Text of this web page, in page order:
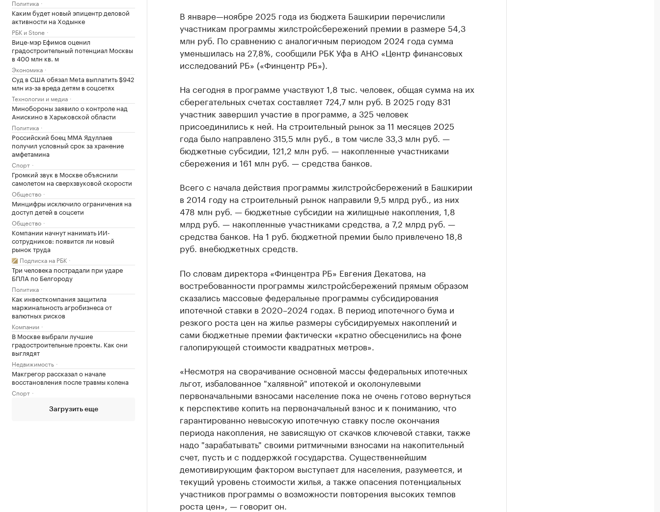
Политика
Каким будет новый эпицентр деловой
активности на Ходынке
РБК и Stone
Вице-мэр Ефимов оценил
градостроительный потенциал Москвы
в 400 млн кв. м
Экономика
Суд в США обязал Meta выплатить $942
млн из-за вреда детям в соцсетях
Технологии и медиа
Минобороны заявило о контроле над
Анискино в Харьковской области
Политика
Российский боец ММА Ядуллаев
получил условный срок за хранение
амфетамина
Спорт
Громкий звук в Москве объяснили
самолетом на сверхзвуковой скорости
Общество
Минцифры исключило ограничения на
доступ детей в соцсети
Общество
Компании начнут нанимать ИИ-
сотрудников: появится ли новый
рынок труда
Подписка на РБК
Три человека пострадали при ударе
БПЛА по Белгороду
Политика
Как инвесткомпания защитила
маржинальность агробизнеса от
валютных рисков
Компании
В Москве выбрали лучшие
градостроительные проекты. Как они
выглядят
Недвижимость
Макгрегор рассказал о начале
восстановления после травмы колена
Спорт
Загрузить еще
В январе—ноябре 2025 года из бюджета Башкирии перечислили
участникам программы жилстройсбережений премии в размере 54,3
млн руб. По сравнению с аналогичным периодом 2024 года сумма
уменьшилась на 27,8%, сообщили РБК Уфа в АНО «Центр финансовых
исследований РБ» («Финцентр РБ»).
На сегодня в программе участвуют 1,8 тыс. человек, общая сумма на их
сберегательных счетах составляет 724,7 млн руб. В 2025 году 831
участник завершил участие в программе, а 325 человек
присоединились к ней. На строительный рынок за 11 месяцев 2025
года было направлено 315,5 млн руб., в том числе 33,3 млн руб. —
бюджетные субсидии, 121,2 млн руб. — накопленные участниками
сбережения и 161 млн руб. — средства банков.
Всего с начала действия программы жилстройсбережений в Башкирии
в 2014 году на строительный рынок направили 9,5 млрд руб., из них
478 млн руб. — бюджетные субсидии на жилищные накопления, 1,8
млрд руб. — накопленные участниками средства, а 7,2 млрд руб. —
средства банков. На 1 руб. бюджетной премии было привлечено 18,8
руб. внебюджетных средств.
По словам директора «Финцентра РБ» Евгения Декатова, на
востребованности программы жилстройсбережений прямым образом
сказались массовые федеральные программы субсидирования
ипотечной ставки в 2020–2024 годах. В период ипотечного бума и
резкого роста цен на жилье размеры субсидируемых накоплений и
сами бюджетные премии фактически «кратно обесценились на фоне
галопирующей стоимости квадратных метров».
«Несмотря на сворачивание основной массы федеральных ипотечных
льгот, избалованное "халявной" ипотекой и околонулевыми
первоначальными взносами население пока не очень готово вернуться
к перспективе копить на первоначальный взнос и к пониманию, что
гарантированно невысокую ипотечную ставку после окончания
периода накопления, не зависящую от скачков ключевой ставки, также
надо "зарабатывать" своими ритмичными взносами на накопительный
счет, пусть и с поддержкой государства. Существеннейшим
демотивирующим фактором выступает для населения, разумеется, и
текущий уровень стоимости жилья, а также опасения потенциальных
участников программы о возможности повторения высоких темпов
роста цен», — говорит он.